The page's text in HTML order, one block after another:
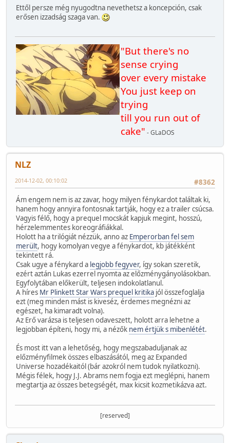
Ettől persze még nyugodtna nevethetsz a koncepción, csak
erősen izzadság szaga van.
"But there's no
sense crying
over every mistake
You just keep on
trying
till you run out of
cake" - GLaDOS
NLZ
#8362
2014-12-02, 00:10:02
Ám engem nem is az zavar, hogy milyen fénykardot találtak ki,
hanem hogy annyira fontosnak tartják, hogy ez a trailer csúcsa.
Vagyis félő, hogy a prequel mocskát kapjuk megint, hosszú,
hérzelemmentes koreográfiákkal.
Holott ha a trilógiát nézzük, anno az Emperorban fel sem
merült, hogy komolyan vegye a fénykardot, kb játékként
tekintett rá.
Csak ugye a fénykard a legjobb fegyver, így sokan szeretik,
ezért aztán Lukas ezerrel nyomta az előzménygányolásokban.
Egyfolytában előkerült, teljesen indokolatlanul.
A híres Mr Plinkett Star Wars prequel kritika jól összefoglalja
ezt (meg minden mást is kiveséz, érdemes megnézni az
egészet, ha kimaradt volna).
Az Erő varázsa is teljesen odaveszett, holott arra lehetne a
legjobban építeni, hogy mi, a nézők nem értjük s mibenlétét.
És most itt van a lehetőség, hogy megszabaduljanak az
előzményfilmek összes elbaszásától, meg az Expanded
Universe hozadékaitól (bár azokról nem tudok nyilatkozni).
Mégis félek, hogy J.J. Abrams nem fogja ezt meglépni, hanem
megtartja az összes betegségét, max kicsit kozmetikázva azt.
[reserved]